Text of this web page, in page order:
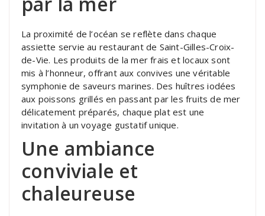
La proximité de l’océan se reflète dans chaque
assiette servie au restaurant de Saint-Gilles-Croix-
de-Vie. Les produits de la mer frais et locaux sont
mis à l’honneur, offrant aux convives une véritable
symphonie de saveurs marines. Des huîtres iodées
aux poissons grillés en passant par les fruits de mer
délicatement préparés, chaque plat est une
invitation à un voyage gustatif unique.
Une ambiance
conviviale et
chaleureuse